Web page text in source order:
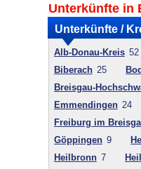
Unterkünfte in
Unterkünfte /
Alb-Donau-Kreis 52
Biberach 25
Breisgau-
Emmendingen 24
Freiburg im
Göppingen 9
Heilbronn 7